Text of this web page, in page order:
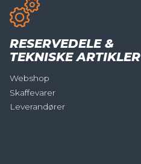
RESERVEDELE &
TEKNISKE ARTIKLER
Webshop
Skaffevarer
Leverandører